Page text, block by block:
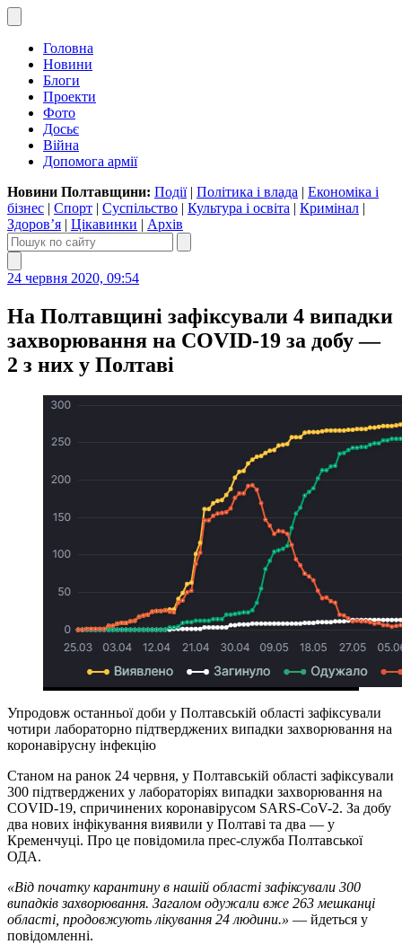
Головна
Новини
Блоги
Проекти
Фото
Досьє
Війна
Допомога армії
Новини Полтавщини: Події| Політика і влада | Економіка і
бізнес | Спорт | Суспільство | Культура і освіта | Кримінал |
Здоров’я | Цікавинки | Архів
24 червня 2020, 09:54
На Полтавщині зафіксували 4 випадки
захворювання на COVID-19 за добу —
2 з них у Полтаві
Упродовж останньої доби у Полтавській області зафіксували
чотири лабораторно підтверджених випадки захворювання на
коронавірусну інфекцію
Станом на ранок 24 червня, у Полтавській області зафіксували
300 підтверджених у лабораторіях випадки захворювання на
COVID-19, спричинених коронавірусом SARS-CoV-2. За добу
два нових інфікування виявили у Полтаві та два — у
Кременчуці. Про це повідомила прес-служба Полтавської
ОДА.
«Від початку карантину в нашій області зафіксували 300
випадків захворювання. Загалом одужали вже 263 мешканці
області, продовжують лікування 24 людини.» — йдеться у
повідомленні.